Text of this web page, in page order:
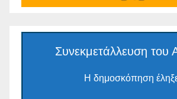
Συνεκμετάλλευση του
Η δημοσκόπηση